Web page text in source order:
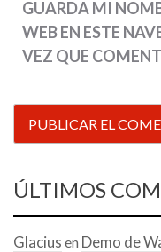
GUARDA MI
WEB EN ESTE
VEZ QUE
ÚLTIMOS
Glacius en Demo de